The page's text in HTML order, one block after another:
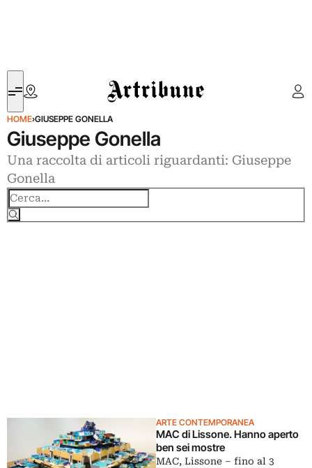
Artribune
HOME›GIUSEPPE GONELLA
Giuseppe Gonella
Una raccolta di articoli riguardanti: Giuseppe
Gonella
ARTE CONTEMPORANEA
MAC di Lissone. Hanno aperto
ben sei mostre
MAC, Lissone – fino al 3